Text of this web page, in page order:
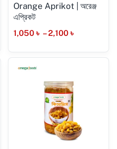
Orange Aprikot | অরেঞ্জ
এপ্রিকট
1,050 ৳ – 2,100 ৳